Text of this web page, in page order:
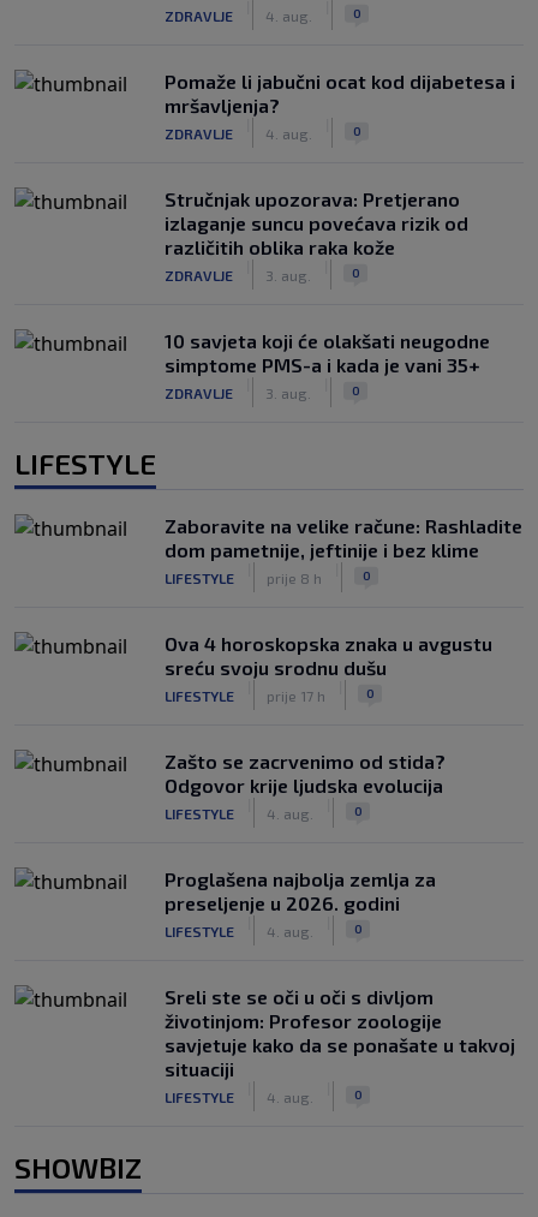
ZDRAVLJE 4. aug. 0
Pomaže li jabučni ocat kod dijabetesa i
mršavljenja?
ZDRAVLJE 4. aug. 0
Stručnjak upozorava: Pretjerano
izlaganje suncu povećava rizik od
različitih oblika raka kože
ZDRAVLJE 3. aug. 0
10 savjeta koji će olakšati neugodne
simptome PMS-a i kada je vani 35+
ZDRAVLJE 3. aug. 0
LIFESTYLE
Zaboravite na velike račune: Rashladite
dom pametnije, jeftinije i bez klime
LIFESTYLE prije 8 h 0
Ova 4 horoskopska znaka u avgustu
sreću svoju srodnu dušu
LIFESTYLE prije 17 h 0
Zašto se zacrvenimo od stida?
Odgovor krije ljudska evolucija
LIFESTYLE 4. aug. 0
Proglašena najbolja zemlja za
preseljenje u 2026. godini
LIFESTYLE 4. aug. 0
Sreli ste se oči u oči s divljom
životinjom: Profesor zoologije
savjetuje kako da se ponašate u takvoj
situaciji
LIFESTYLE 4. aug. 0
SHOWBIZ